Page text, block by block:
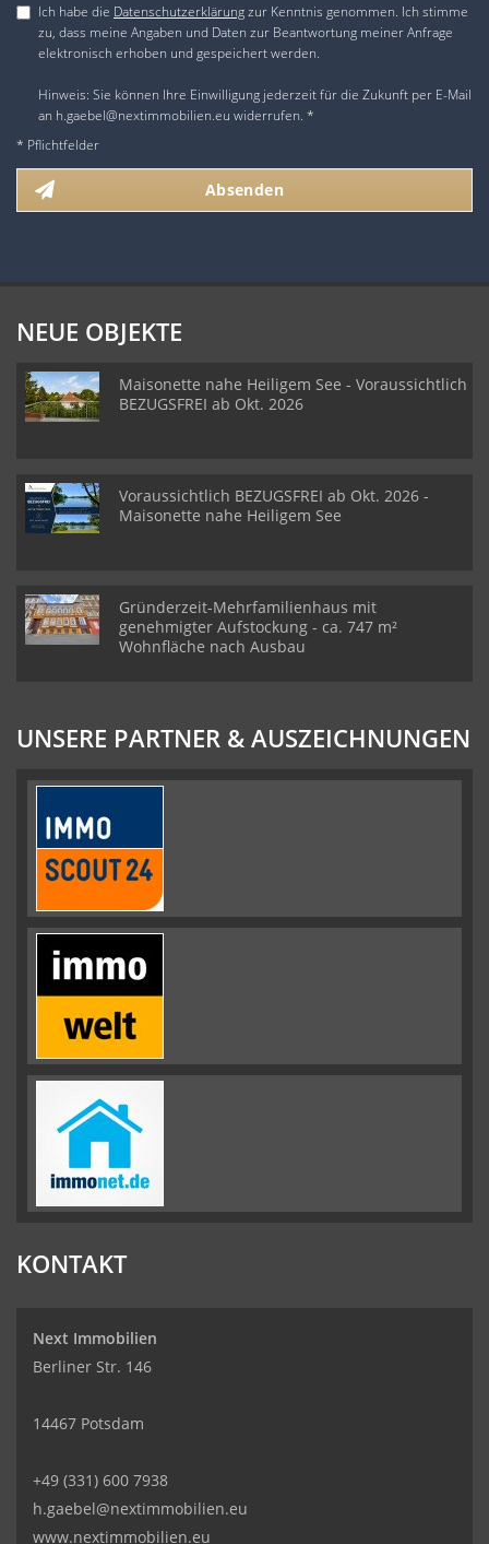
Ich habe die Datenschutzerklärungzur Kenntnis genommen. Ich stimme
zu, dass meine Angaben und Daten zur Beantwortung meiner Anfrage
elektronisch erhoben und gespeichert werden.
Hinweis: Sie können Ihre Einwilligung jederzeit für die Zukunft per E-Mail
an h.gaebel@nextimmobilien.eu widerrufen. *
* Pflichtfelder
Absenden
NEUE OBJEKTE
Maisonette nahe Heiligem See - Voraussichtlich
BEZUGSFREI ab Okt. 2026
Voraussichtlich BEZUGSFREI ab Okt. 2026 -
Maisonette nahe Heiligem See
Gründerzeit-Mehrfamilienhaus mit
genehmigter Aufstockung - ca. 747 m²
Wohnfläche nach Ausbau
UNSERE PARTNER & AUSZEICHNUNGEN
KONTAKT
Next Immobilien
Berliner Str. 146
14467 Potsdam
+49 (331) 600 7938
h.gaebel@nextimmobilien.eu
www.nextimmobilien.eu